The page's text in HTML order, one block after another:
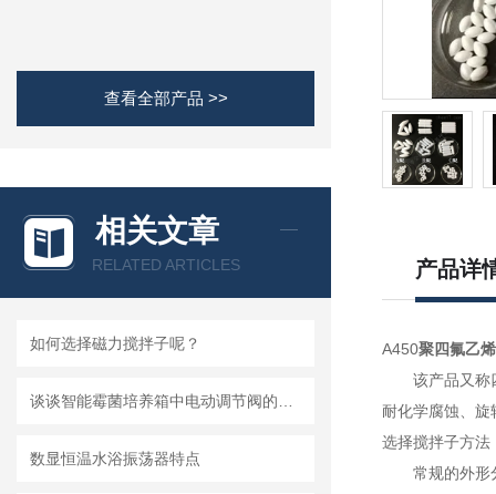
查看全部产品 >>
相关文章
RELATED ARTICLES
如何选择磁力搅拌子呢？
数显恒温水浴振荡器特点
产品详
A450聚四氟乙烯
该产品又称
耐化学腐蚀、
选择搅拌子方法
常规的外形